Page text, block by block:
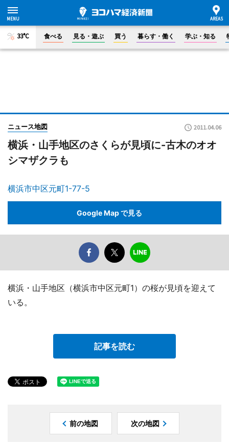
33°C 食べる 見る・遊ぶ 買う 暮らす・働く 学ぶ・知る
ニュース地図 2011.04.06
横浜・山手地区のさくらが見頃に-古木のオオ
シマザクラも
横浜市中区元町1-77-5
Google Map で見る
横浜・山手地区（横浜市中区元町1）の桜が見頃を迎えて
いる。
記事を読む
前の地図 次の地図